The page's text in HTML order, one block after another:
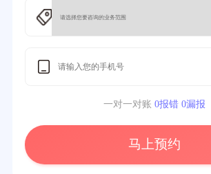
一对一对账 0报错 0漏报
马上预约